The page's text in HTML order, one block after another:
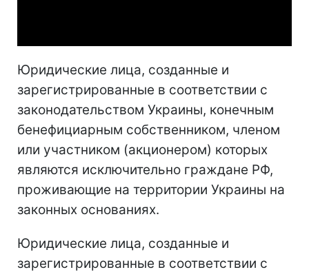
Юридические лица, созданные и
зарегистрированные в соответствии с
законодательством Украины, конечным
бенефициарным собственником, членом
или участником (акционером) которых
являются исключительно граждане РФ,
проживающие на территории Украины на
законных основаниях.
Юридические лица, созданные и
зарегистрированные в соответствии с